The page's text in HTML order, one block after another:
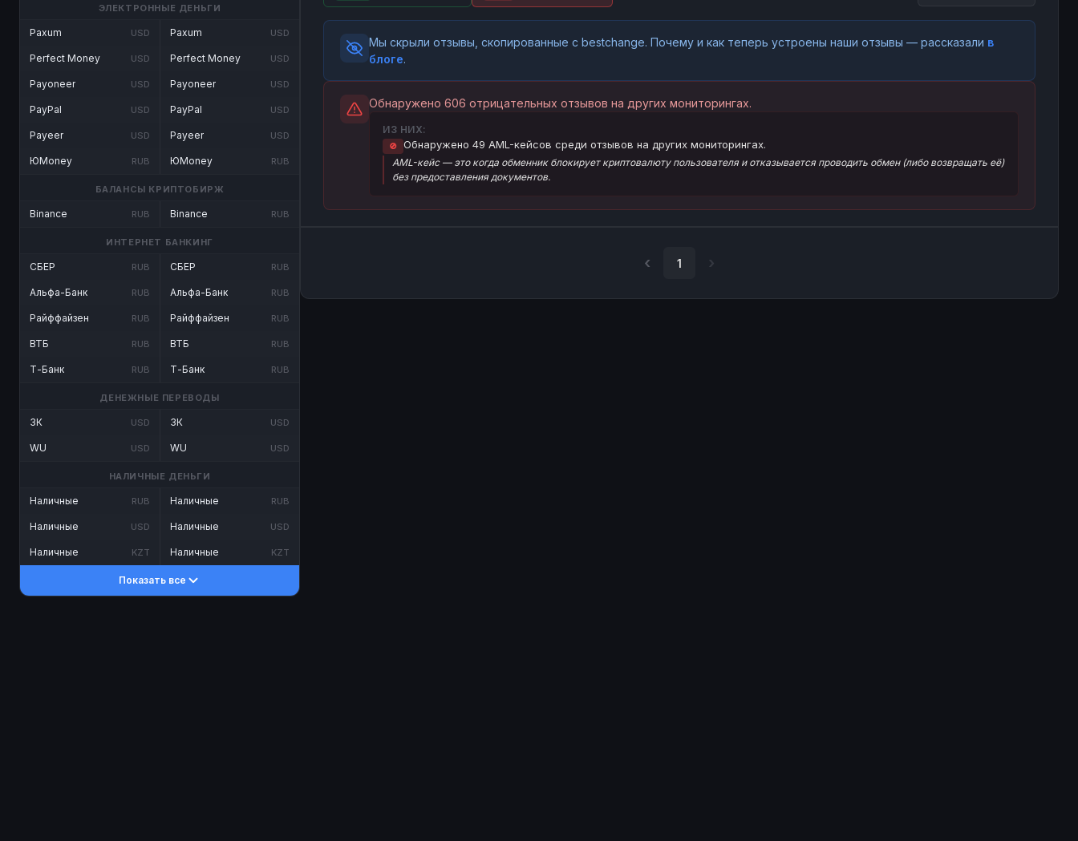
ЭЛЕКТРОННЫЕ ДЕНЬГИ
Paxum USD
Perfect Money USD
Payoneer USD
PayPal USD
Payeer USD
ЮMoney RUB
Paxum USD
Perfect Money USD
Payoneer USD
PayPal USD
Payeer USD
ЮMoney RUB
БАЛАНСЫ КРИПТОБИРЖ
Binance RUB Binance RUB
ИНТЕРНЕТ БАНКИНГ
СБЕР RUB
Альфа-Банк RUB
Райффайзен RUB
ВТБ RUB
Т-Банк RUB
СБЕР RUB
Альфа-Банк RUB
Райффайзен RUB
ВТБ RUB
Т-Банк RUB
ДЕНЕЖНЫЕ ПЕРЕВОДЫ
ЗК USD
WU USD
ЗК USD
WU USD
НАЛИЧНЫЕ ДЕНЬГИ
Наличные RUB
Наличные USD
Наличные KZT
Наличные RUB
Наличные USD
Наличные KZT
Показать все
Мы скрыли отзывы, скопированные с bestchange. Почему и как теперь устроены наши отзывы — рассказали в
блоге.
Обнаружено 606 отрицательных отзывов на других мониторингах.
ИЗ НИХ:
🚫 Обнаружено 49 AML-кейсов среди отзывов на других мониторингах.
AML-кейс — это когда обменник блокирует криптовалюту пользователя и отказывается проводить обмен (либо возвращать её)
без предоставления документов.
1